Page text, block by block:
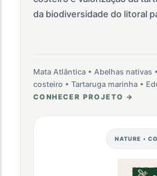
da biodiversidade do litoral
Mata Atlântica • Abelhas nativas
costeiro • Tartaruga marinha •
CONHECER PROJETO →
NATURE •